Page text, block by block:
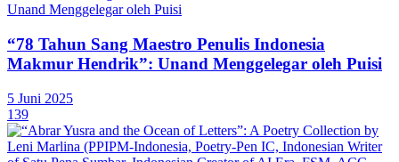
“78 Tahun Sang Maestro Penulis Indonesia
Makmur Hendrik”: Unand Menggelegar oleh Puisi
5 Juni 2025
139